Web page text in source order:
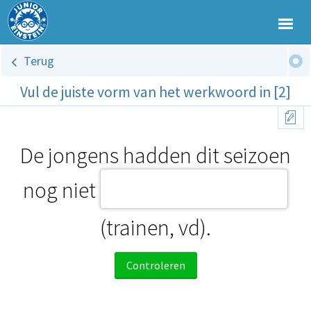
Terug
Vul de juiste vorm van het werkwoord in [2]
De jongens hadden dit seizoen
nog niet
(trainen, vd).